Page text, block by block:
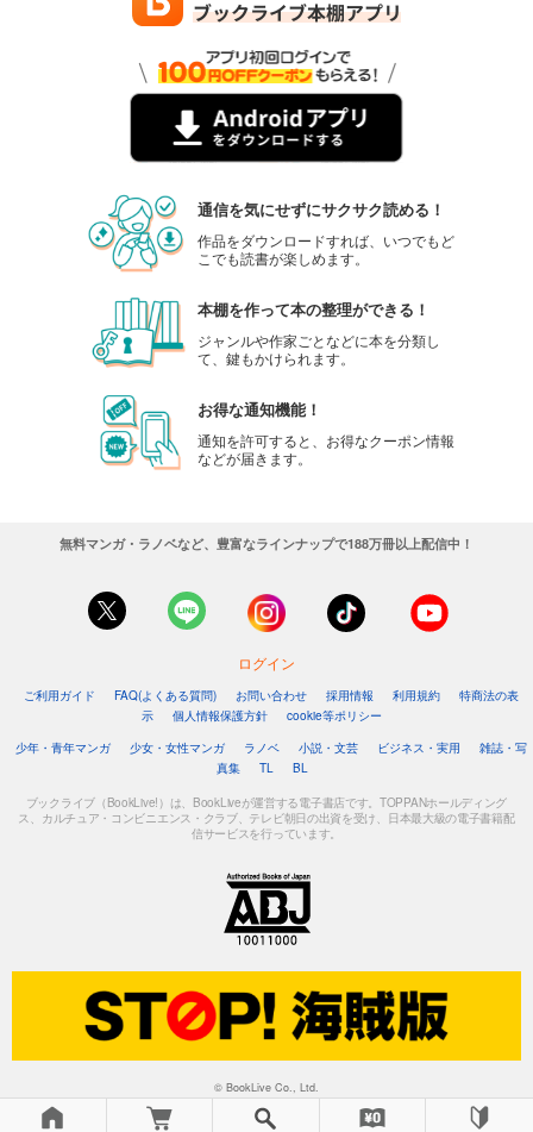
通信を気にせずにサクサク読める！
作品をダウンロードすれば、いつでもど
こでも読書が楽しめます。
本棚を作って本の整理ができる！
ジャンルや作家ごとなどに本を分類し
て、鍵もかけられます。
お得な通知機能！
通知を許可すると、お得なクーポン情報
などが届きます。
無料マンガ・ラノベなど、豊富なラインナップで188万冊以上配信中！
ログイン
ご利用ガイド FAQ(よくある質問) お問い合わせ 採用情報 利用規約
特商法の表
示
個人情報保護方針
cookie等ポリシー
少年・青年マンガ
少女・女性マンガ ラノベ 小説・文芸 ビジネス・実用
雑誌・写
真集
TL BL
ブックライブ（BookLive!）は、BookLiveが運営する電子書店です。TOPPANホールディング
ス、カルチュア・コンビニエンス・クラブ、テレビ朝日の出資を受け、日本最大級の電子書籍配
信サービスを行っています。
© BookLive Co., Ltd.